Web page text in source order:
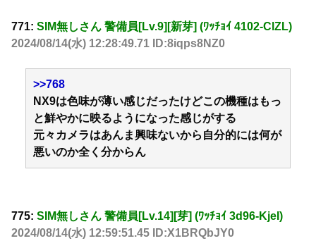
771: SIM無しさん 警備員[Lv.9][新芽] (ﾜｯﾁｮｲ 4102-ClZL)
2024/08/14(水) 12:28:49.71 ID:8iqps8NZ0
>>768
NX9は色味が薄い感じだったけどこの機種はもっ
と鮮やかに映るようになった感じがする
元々カメラはあんま興味ないから自分的には何が
悪いのか全く分からん
775: SIM無しさん 警備員[Lv.14][芽] (ﾜｯﾁｮｲ 3d96-KjeI)
2024/08/14(水) 12:59:51.45 ID:X1BRQbJY0